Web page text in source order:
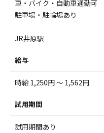
車・バイク・自動車通勤可
駐車場・駐輪場あり
JR井原駅
給与
時給 1,250円 ～ 1,562円
試用期間
試用期間あり